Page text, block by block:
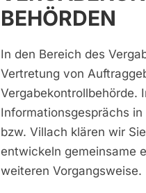
BEHÖRDEN
In den Bereich des
Vertretung von
Vergabekontrollbehörde.
Informationsgesprächs
bzw. Villach klären wir
entwickeln gemeinsame
weiteren Vorgangsweise.